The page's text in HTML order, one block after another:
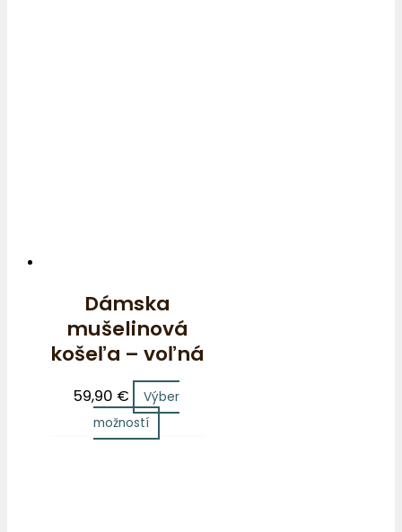
Dámska
mušelinová
košeľa – voľná
59,90 €
Výber
možností